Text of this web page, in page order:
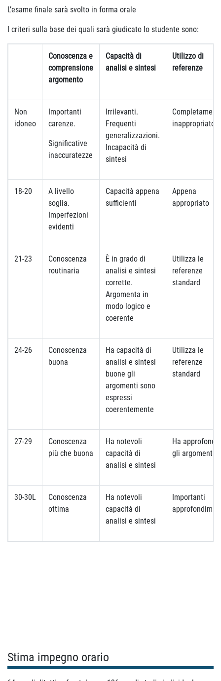
L’esame finale sarà svolto in forma orale
I criteri sulla base dei quali sarà giudicato lo studente sono:
Conoscenza e
comprensione
argomento
Capacità di
analisi e sintesi
Utilizzo di
referenze
Non
idoneo
Importanti
carenze.
Significative
inaccuratezze
Irrilevanti.
Frequenti
generalizzazioni.
Incapacità di
sintesi
inappropriato
18-20
A livello
soglia.
Imperfezioni
evidenti
Capacità appena
sufficienti
Appena
appropriato
21-23
Conoscenza
routinaria
È in grado di
analisi e sintesi
corrette.
Argomenta in
modo logico e
coerente
Utilizza le
referenze
standard
24-26
Conoscenza
buona
Ha capacità di
analisi e sintesi
buone gli
argomenti sono
espressi
coerentemente
Utilizza le
referenze
standard
27-29
Conoscenza
più che buona
Ha notevoli
capacità di
analisi e sintesi
Ha
gli argomenti
30-30L
Conoscenza
ottima
Ha notevoli
capacità di
analisi e sintesi
Importanti
Stima impegno orario